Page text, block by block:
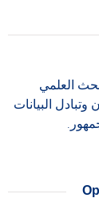
العلمي
البيانات